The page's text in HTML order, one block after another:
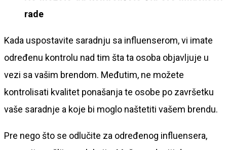
rade
Kada uspostavite saradnju sa influenserom, vi imate
određenu kontrolu nad tim šta ta osoba objavljuje u
vezi sa vašim brendom. Međutim, ne možete
kontrolisati kvalitet ponašanja te osobe po završetku
vaše saradnje a koje bi moglo naštetiti vašem brendu.
Pre nego što se odlučite za određenog influensera,